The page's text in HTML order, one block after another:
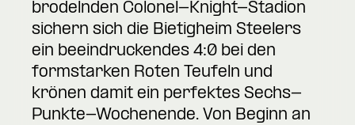
brodelnden Colonel-Knight-Stadion
sichern sich die Bietigheim Steelers
ein beeindruckendes 4:0 bei den
formstarken Roten Teufeln und
krönen damit ein perfektes Sechs-
Punkte-Wochenende. Von Beginn an